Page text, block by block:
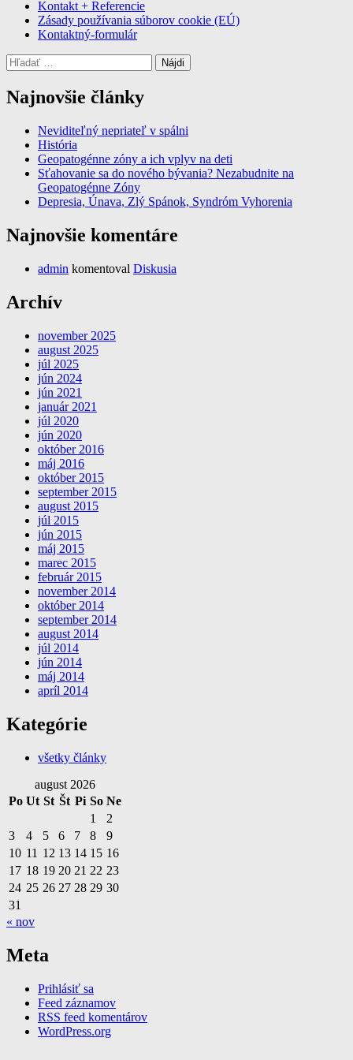
Kontakt + Referencie
Zásady používania súborov cookie (EÚ)
Kontaktný-formulár
Hľadať:
Najnovšie články
Neviditeľný nepriateľ v spálni
História
Geopatogénne zóny a ich vplyv na deti
Sťahovanie sa do nového bývania? Nezabudnite na
Geopatogénne Zóny
Depresia, Únava, Zlý Spánok, Syndróm Vyhorenia
Najnovšie komentáre
admin komentoval Diskusia
Archív
november 2025
august 2025
júl 2025
jún 2024
jún 2021
január 2021
júl 2020
jún 2020
október 2016
máj 2016
október 2015
september 2015
august 2015
júl 2015
jún 2015
máj 2015
marec 2015
február 2015
november 2014
október 2014
september 2014
august 2014
júl 2014
jún 2014
máj 2014
apríl 2014
Kategórie
všetky články
august 2026
Po Ut St Št Pi So Ne
1
2
3
4 5 6 7 8
9
10 11 12 13 14 15 16
17 18 19 20 21 22 23
24 25 26 27 28 29 30
31
« nov
Meta
Prihlásiť sa
Feed záznamov
RSS feed komentárov
WordPress.org